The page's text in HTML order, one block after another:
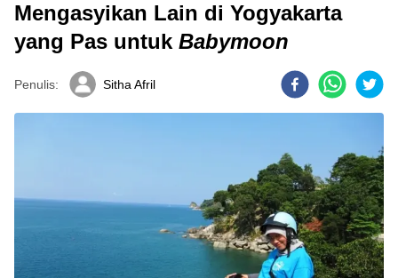
Mengasyikan Lain di Yogyakarta
yang Pas untuk Babymoon
Penulis: Sitha Afril